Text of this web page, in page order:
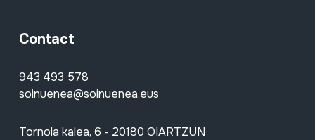
Contact
943 493 578
soinuenea@soinuenea.eus
Tornola kalea, 6 - 20180 OIARTZUN